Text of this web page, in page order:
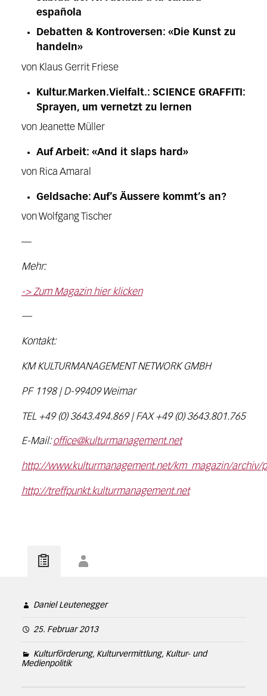
española
Debatten & Kontroversen: «Die Kunst zu
handeln»
von Klaus Gerrit Friese
Kultur.Marken.Vielfalt.: SCIENCE GRAFFITI:
Sprayen, um vernetzt zu lernen
von Jeanette Müller
Auf Arbeit: «And it slaps hard»
von Rica Amaral
Geldsache: Auf’s Äussere kommt’s an?
von Wolfgang Tischer
—
Mehr:
-> Zum Magazin hier klicken
—
Kontakt:
KM KULTURMANAGEMENT NETWORK GMBH
PF 1198 | D-99409 Weimar
TEL +49 (0) 3643.494.869 | FAX +49 (0) 3643.801.765
E-Mail:office@kulturmanagement.net
http://www.kulturmanagement.net/km_magazin/archiv/
http://treffpunkt.kulturmanagement.net
Daniel Leutenegger
25. Februar 2013
Kulturförderung, Kulturvermittlung, Kultur- und
Medienpolitik